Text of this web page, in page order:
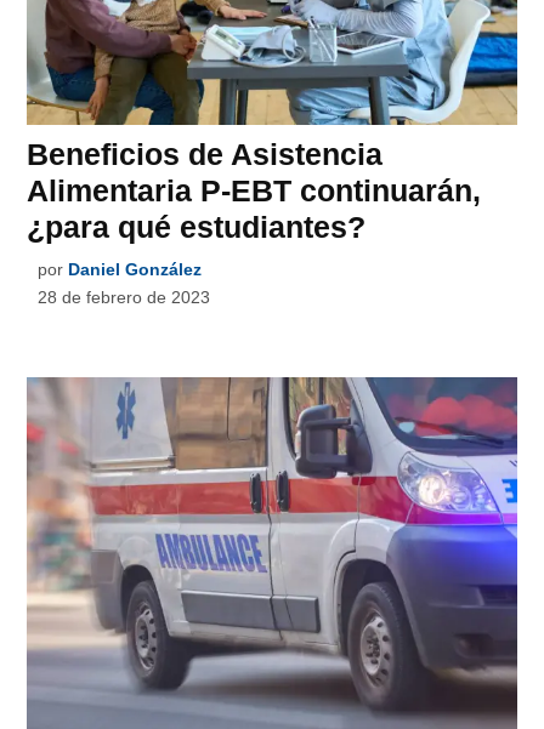
Beneficios de Asistencia
Alimentaria P-EBT continuarán,
¿para qué estudiantes?
por Daniel González
28 de febrero de 2023